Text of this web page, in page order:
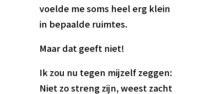
voelde me soms heel erg klein
in bepaalde ruimtes.
Maar dat geeft niet!
Ik zou nu tegen mijzelf zeggen:
Niet zo streng zijn, weest zacht